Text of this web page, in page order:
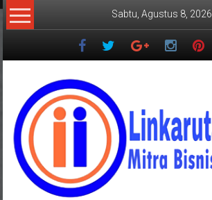
Lompat
ke
Sabtu, Agustus 8, 2026